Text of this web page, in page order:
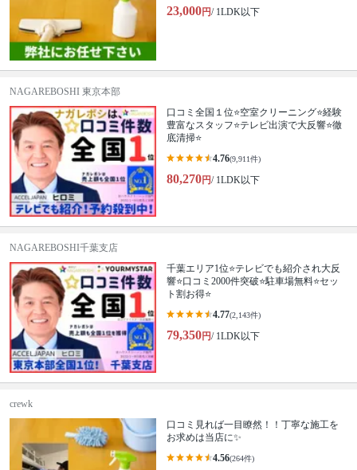
23,000円/ 1LDK以下
NAGAREBOSHI 東京本部
口コミ全国１位⭐空室クリーニング⭐経験
豊富なスタッフ⭐テレビ出演で大反響⭐徹
底清掃⭐
4.76(9,911件)
80,270円/ 1LDK以下
NAGAREBOSHI千葉支店
千葉エリア1位⭐テレビでも紹介され大反
響⭐️口コミ2000件突破⭐️駐車場無料⭐セッ
ト割お得⭐
4.77(2,143件)
79,350円/ 1LDK以下
crewk
口コミ見れば一目瞭然！！丁寧な施工を
お求めは当店に✨
4.56(264件)